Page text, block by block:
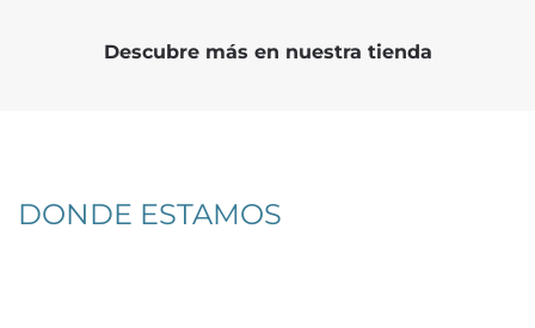
Descubre más en nuestra tienda
DONDE ESTAMOS